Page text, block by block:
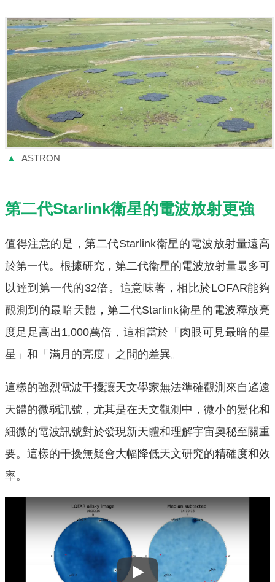
▲ ASTRON
第二代Starlink衛星的電波放射更強
值得注意的是，第二代Starlink衛星的電波放射量遠高
於第一代。根據研究，第二代衛星的電波放射量最多可
以達到第一代的32倍。這意味著，相比於LOFAR能夠
觀測到的最暗天體，第二代Starlink衛星的電波釋放亮
度足足高出1,000萬倍，這相當於「肉眼可見最暗的星
星」和「滿月的亮度」之間的差異。
這樣的強烈電波干擾讓天文學家無法準確觀測來自遙遠
天體的微弱訊號，尤其是在天文觀測中，微小的變化和
細微的電波訊號對於發現新天體和理解宇宙奧秘至關重
要。這樣的干擾無疑會大幅降低天文研究的精確度和效
率。
Play